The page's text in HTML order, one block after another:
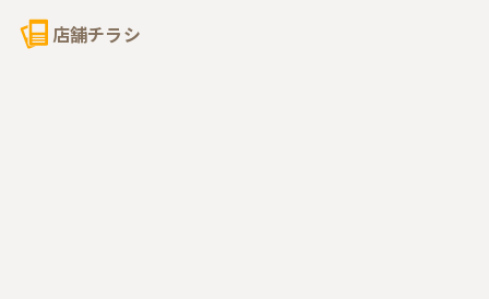
店舗チラシ